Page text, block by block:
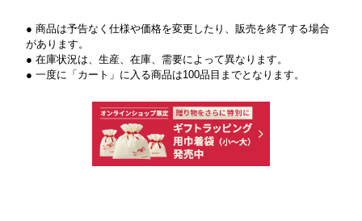
● 商品は予告なく仕様や価格を変更したり、販売を終了する場合
があります。
● 在庫状況は、生産、在庫、需要によって異なります。
● 一度に「カート」に入る商品は100品目までとなります。